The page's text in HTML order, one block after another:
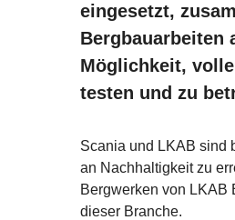
eingesetzt,
Bergbauarbeiten
Möglichkeit,
testen und zu
Scania und LKAB sind
an Nachhaltigkeit zu
Bergwerken von LKAB
dieser Branche.